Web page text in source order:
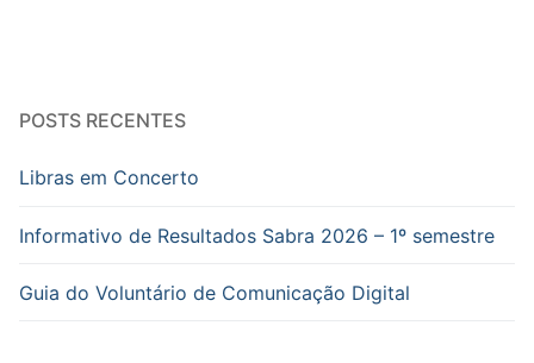
POSTS RECENTES
Libras em Concerto
Informativo de Resultados Sabra 2026 – 1º semestre
Guia do Voluntário de Comunicação Digital